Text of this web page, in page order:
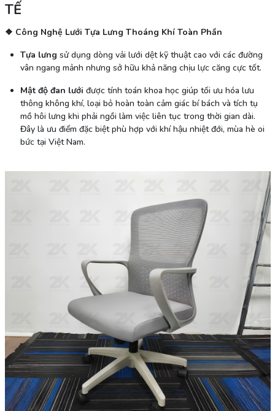
TẾ
❖ Công Nghệ Lưới Tựa Lưng Thoáng Khí Toàn Phần
Tựa lưng sử dụng dòng vải lưới dệt kỹ thuật cao với các đường
vân ngang mảnh nhưng sở hữu khả năng chịu lực căng cực tốt.
Mật độ đan lưới được tính toán khoa học giúp tối ưu hóa lưu
thông không khí, loại bỏ hoàn toàn cảm giác bí bách và tích tụ
mồ hôi lưng khi phải ngồi làm việc liên tục trong thời gian dài.
Đây là ưu điểm đặc biệt phù hợp với khí hậu nhiệt đới, mùa hè oi
bức tại Việt Nam.